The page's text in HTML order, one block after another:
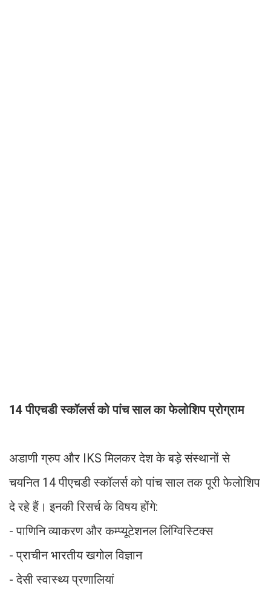
14 पीएचडी स्कॉलर्स को पांच साल का फेलोशिप प्रोग्राम
अडाणी ग्रुप और IKS मिलकर देश के बड़े संस्थानों से
चयनित 14 पीएचडी स्कॉलर्स को पांच साल तक पूरी फेलोशिप
दे रहे हैं। इनकी रिसर्च के विषय होंगे:
- पाणिनि व्याकरण और कम्प्यूटेशनल लिंग्विस्टिक्स
- प्राचीन भारतीय खगोल विज्ञान
- देसी स्वास्थ्य प्रणालियां